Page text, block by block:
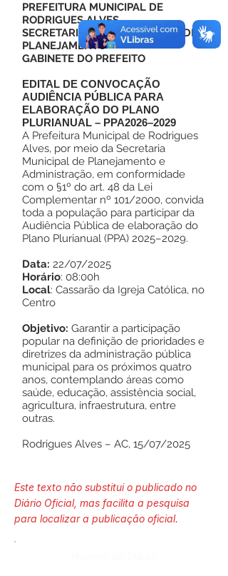
PREFEITURA MUNICIPAL DE
RODRIGUES ALVES
SECRETARIA EXTRAORDINÁRIA DE
PLANEJAMENTO
GABINETE DO PREFEITO
EDITAL DE CONVOCAÇÃO
AUDIÊNCIA PÚBLICA PARA
ELABORAÇÃO DO PLANO
PLURIANUAL – PPA2026–2029
A Prefeitura Municipal de Rodrigues
Alves, por meio da Secretaria
Municipal de Planejamento e
Administração, em conformidade
com o §1º do art. 48 da Lei
Complementar nº 101/2000, convida
toda a população para participar da
Audiência Pública de elaboração do
Plano Plurianual (PPA) 2025–2029.
Data: 22/07/2025
Horário: 08:00h
Local: Cassarão da Igreja Católica, no
Centro
Objetivo: Garantir a participação
popular na definição de prioridades e
diretrizes da administração pública
municipal para os próximos quatro
anos, contemplando áreas como
saúde, educação, assistência social,
agricultura, infraestrutura, entre
outras.
Rodrigues Alves – AC, 15/07/2025
Este texto não substitui o publicado no
Diário Oficial, mas facilita a pesquisa
para localizar a publicação oficial.